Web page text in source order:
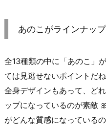
あのこがラインナッ
全13種類の中に「あのこ」
ては見逃せないポイントだ
全身デザインもあって、ど
ップになっているのが素敵
がどんな質感になっている